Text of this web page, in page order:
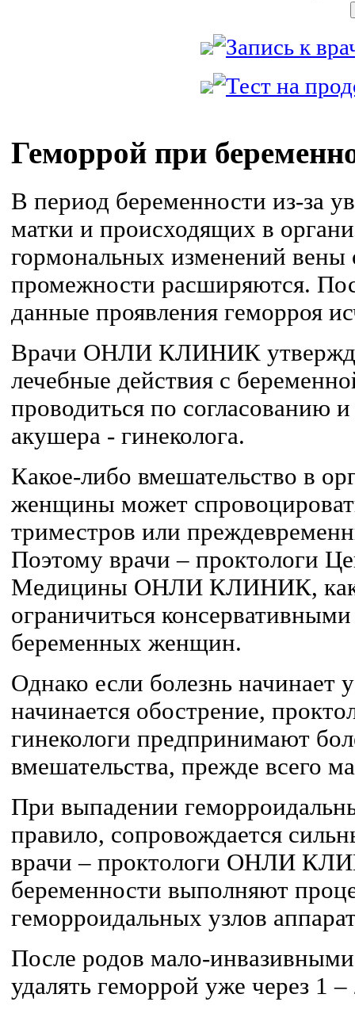
Геморрой при
В период беременности из-за
матки и происходящих в
гормональных изменений вены
промежности расширяются.
данные проявления геморроя
Врачи ОНЛИ КЛИНИК
лечебные действия с
проводиться по согласованию
акушера - гинеколога.
Какое-либо вмешательство в
женщины может
триместров или
Поэтому врачи – проктологи
Медицины ОНЛИ КЛИНИК, как
ограничиться
беременных женщин.
Однако если болезнь начинает
начинается обострение,
гинекологи предпринимают
вмешательства, прежде всего
При выпадении
правило, сопровождается
врачи – проктологи ОНЛИ
беременности выполняют
геморроидальных узлов
После родов мало-
удалять геморрой уже через 1